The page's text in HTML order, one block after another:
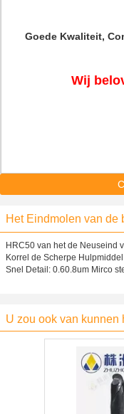
Goede Kwaliteit,
Wij
Het Eindmolen van de
HRC50 van het de Neuseind
Korrel de Scherpe
Snel Detail: 0.60.8um Mirco
U zou ook van kunnen